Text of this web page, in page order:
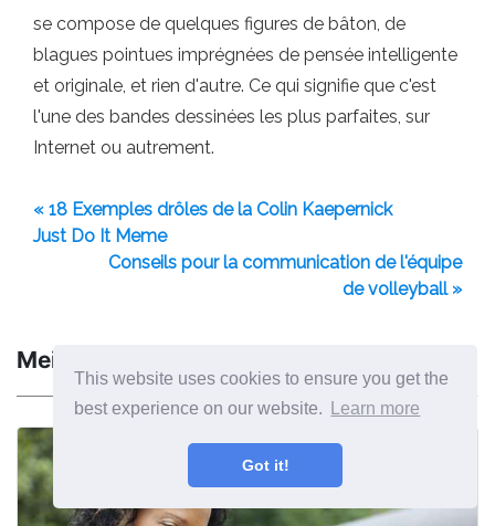
This website uses cookies to ensure you get the
best experience on our website.
Learn more
Got it!
se compose de quelques figures de bâton, de
blagues pointues imprégnées de pensée intelligente
et originale, et rien d'autre. Ce qui signifie que c'est
l'une des bandes dessinées les plus parfaites, sur
Internet ou autrement.
« 18 Exemples drôles de la Colin Kaepernick
Just Do It Meme
Conseils pour la communication de l'équipe
de volleyball »
Meilleurs Articles